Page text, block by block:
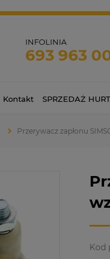
INFOLINIA
693 963
Kontakt SPRZEDAŻ
Przerywacz zapłonu
Kod